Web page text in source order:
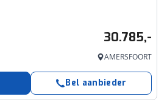
30.785,-
AMERSFOORT
Bel aanbieder